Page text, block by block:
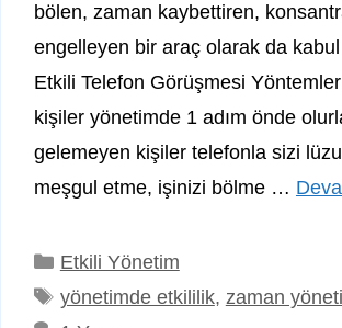
bölen, zaman kaybettiren,
engelleyen bir araç olarak da
Etkili Telefon Görüşmesi
kişiler yönetimde 1 adım önde
gelemeyen kişiler telefonla sizi
meşgul etme, işinizi bölme …
Kategoriler
Etkili Yönetim
Etiketler
yönetimde etkililik, zaman